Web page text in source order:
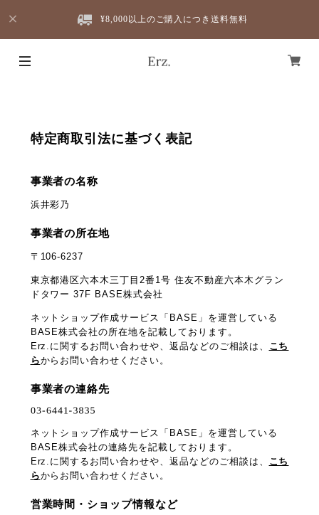
¥8,000以上のご購入につき送料無料
特定商取引法に基づく表記
事業者の名称
浜井彩乃
事業者の所在地
〒106-6237
東京都港区六本木三丁目2番1号 住友不動産六本木グラン
ドタワー 37F BASE株式会社
ネットショップ作成サービス「BASE」を運営している
BASE株式会社の所在地を記載しております。
Erz.に関するお問い合わせや、返品などのご相談は、 こち
らからお問い合わせください。
事業者の連絡先
ネットショップ作成サービス「BASE」を運営している
BASE株式会社の連絡先を記載しております。
Erz.に関するお問い合わせや、返品などのご相談は、 こち
らからお問い合わせください。
営業時間・ショップ情報など